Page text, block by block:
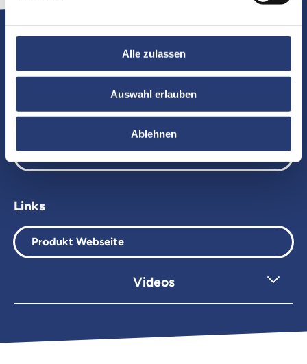
Alle zulassen
Auswahl erlauben
Ablehnen
Downloads
Aufbauanleitung Flex Airline Stand
Datenblatt Flex Airline Stand
Links
Produkt Webseite
Videos